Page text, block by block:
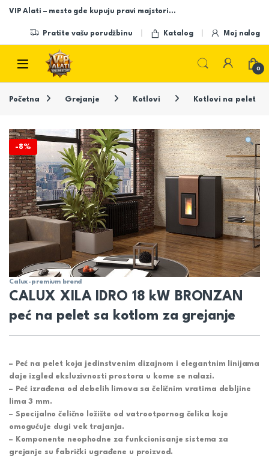
Skip to navigation
Skip to content
VIP Alati – mesto gde kupuju pravi majstori…
Pratite vašu porudžbinu Katalog Moj nalog
Open
0
Početna Grejanje Kotlovi Kotlovi na pelet
-8%
Calux-premium brend
CALUX XILA IDRO 18 kW BRONZAN
peć na pelet sa kotlom za grejanje
– Peć na pelet koja jedinstvenim dizajnom i elegantnim linijama
daje izgled eksluzivnosti prostora u kome se nalazi.
– Peć izrađena od debelih limova sa čeličnim vratima debljine
lima 3 mm.
– Specijalno čelično ložište od vatrootpornog čelika koje
omogućuje dugi vek trajanja.
– Komponente neophodne za funkcionisanje sistema za
grejanje su fabrički ugrađene u proizvod.